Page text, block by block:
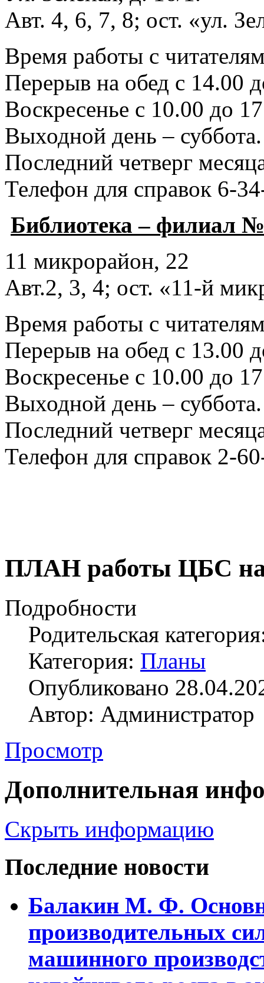
Авт. 4, 6, 7, 8; ост. «ул.
Время работы с
Перерыв на обед с 14.00
Воскресенье с 10.00 до
Выходной день – суббота.
Последний четверг
Телефон для справок 6-
Библиотека – филиал
11 микрорайон, 22
Авт.2, 3, 4; ост. «11-й
Время работы с
Перерыв на обед с 13.00
Воскресенье с 10.00 до
Выходной день – суббота.
Последний четверг
Телефон для справок 2-
ПЛАН работы ЦБС на
Подробности
Родительская
Категория: Планы
Опубликовано
Автор: Администратор
Просмотр
Дополнительная
Скрыть информацию
Последние новости
Балакин М. Ф.
пpоизводительных
машинного